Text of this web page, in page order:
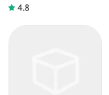
4.8